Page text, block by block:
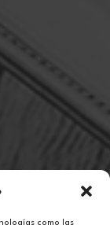
como las